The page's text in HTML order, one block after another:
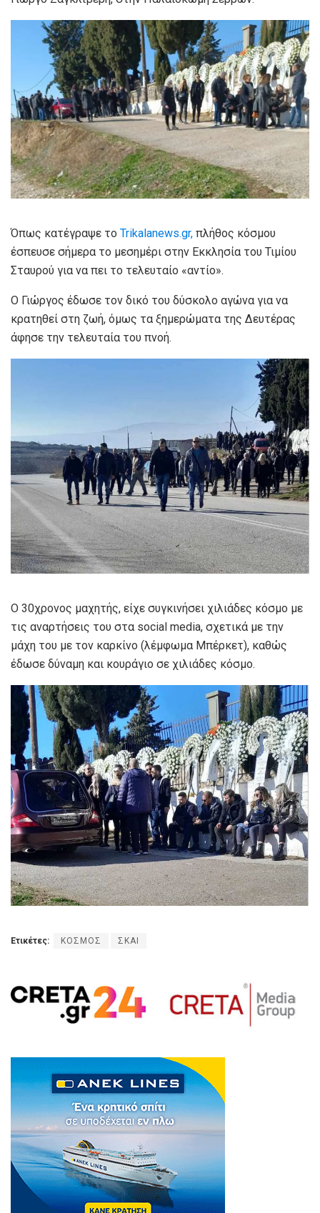
Όπως κατέγραψε το Trikalanews.gr, πλήθος κόσμου
έσπευσε σήμερα το μεσημέρι στην Εκκλησία του Τιμίου
Σταυρού για να πει το τελευταίο «αντίο».
Ο Γιώργος έδωσε τον δικό του δύσκολο αγώνα για να
κρατηθεί στη ζωή, όμως τα ξημερώματα της Δευτέρας
άφησε την τελευταία του πνοή.
Ο 30χρονος μαχητής, είχε συγκινήσει χιλιάδες κόσμο με
τις αναρτήσεις του στα social media, σχετικά με την
μάχη του με τον καρκίνο (λέμφωμα Μπέρκετ), καθώς
έδωσε δύναμη και κουράγιο σε χιλιάδες κόσμο.
Ετικέτες: ΚΟΣΜΟΣ ΣΚΑΙ